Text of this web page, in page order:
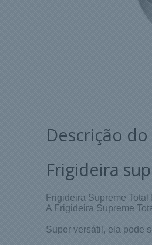
Descrição
Frigideira
Frigideira Supreme
A Frigideira Supreme
Super versátil, ela pode